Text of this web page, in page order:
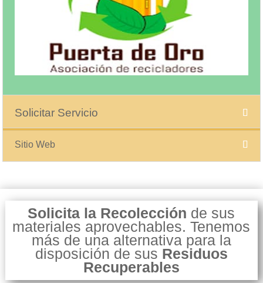
Solicitar Servicio
Sitio Web
Solicita la Recolección de sus
materiales aprovechables. Tenemos
más de una alternativa para la
disposición de sus Residuos
Recuperables